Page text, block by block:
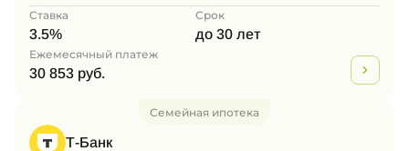
Ставка
3.5%
Срок
до 30 лет
Ежемесячный платеж
30 853 руб.
Семейная ипотека
Т-Банк